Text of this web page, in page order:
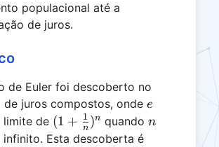
populacional até a
de juros.
de Euler foi descoberto no
juros compostos, onde e
e
limite de (1 +
\frac{1}
(1 + n
1 )n quandon
n
infinito. Esta descoberta é